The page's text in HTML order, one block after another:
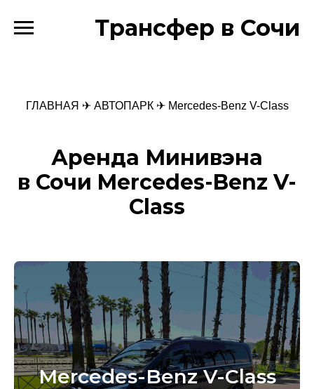
Трансфер в Сочи
ГЛАВНАЯ ✈ АВТОПАРК✈ Mercedes-Benz V-Class
Аренда Минивэна
в Сочи Mercedes-Benz V-
Class
Mercedes-Benz V-Class